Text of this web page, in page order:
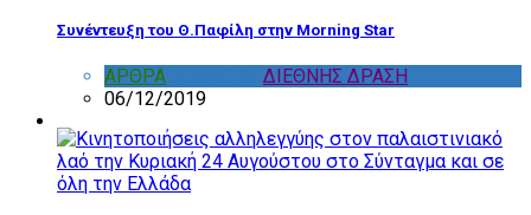
Συνέντευξη του Θ.Παφίλη στην Morning Star
ΑΡΘΡΑ
ΔΙΕΘΝΗΣ ΔΡΑΣΗ
06/12/2019